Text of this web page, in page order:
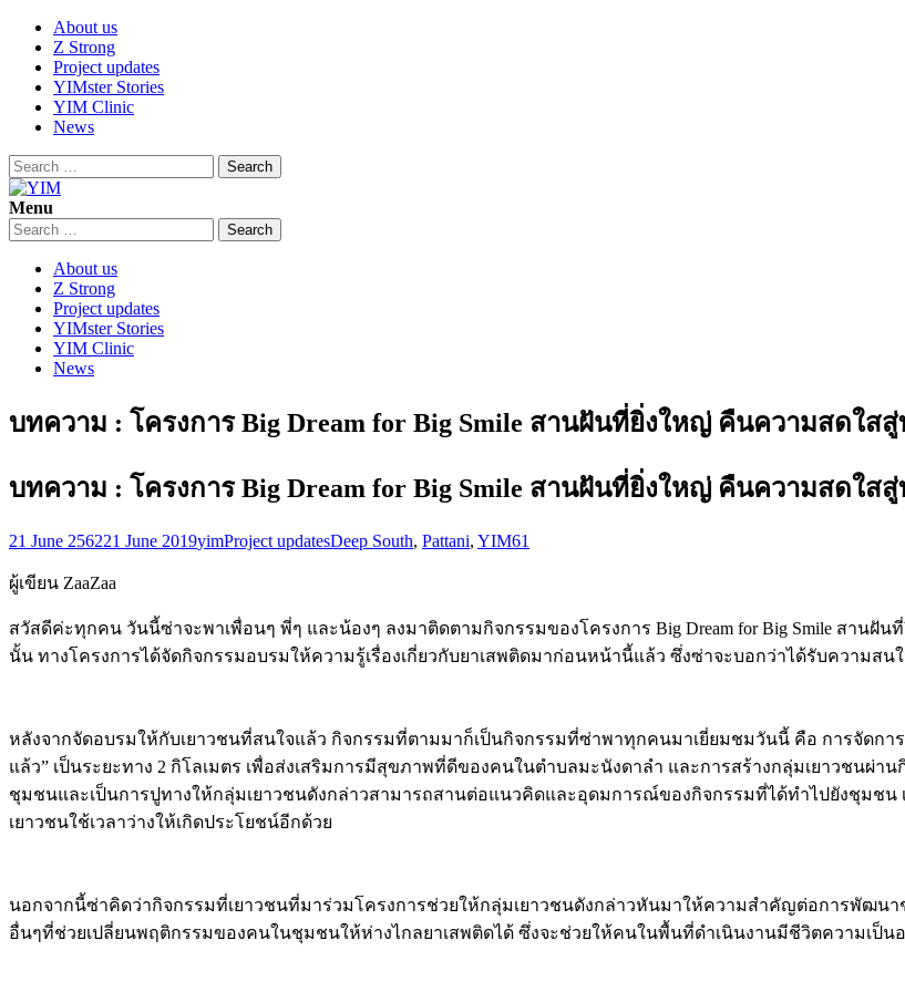
Skip
content
About us
Z Strong
Project updates
YIMster Stories
YIM Clinic
News
Search
for:
YIM
Youth Innovation Marketplace
Menu
Search
for:
About us
Z Strong
Project updates
YIMster Stories
YIM Clinic
News
บทความ : โครงการ Big Dream for Big Smile สานฝันที่ยิ่งใหญ่ คืนความสดใส
บทความ : โครงการ Big Dream for Big Smile สานฝันที่ยิ่งใหญ่ คืนความสดใส
21 June 256221 June 2019yimProject updatesDeep South, Pattani, YIM61
ผู้เขียน ZaaZaa
สวัสดีค่ะทุกคน วันนี้ซ่าจะพาเพื่อนๆ พี่ๆ และน้องๆ ลงมาติดตามกิจกรรมของโครงการ Big Dream for Big Smile สา
นั้น ทางโครงการได้จัดกิจกรรมอบรมให้ความรู้เรื่องเกี่ยวกับยาเสพติดมาก่อนหน้านี้แล้ว ซึ่งซ่าจะบอกว่าได้รับความสน
หลังจากจัดอบรมให้กับเยาวชนที่สนใจแล้ว กิจกรรมที่ตามมาก็เป็นกิจกรรมที่ซ่าพาทุกคนมาเยี่ยมชมวันนี้ คือ การจัดกา
แล้ว” เป็นระยะทาง 2 กิโลเมตร เพื่อส่งเสริมการมีสุขภาพที่ดีของคนในตำบลมะนังดาลำ และการสร้างกลุ่มเยาวชนผ่
ชุมชนและเป็นการปูทางให้กลุ่มเยาวชนดังกล่าวสามารถสานต่อแนวคิดและอุดมการณ์ของกิจกรรมที่ได้ทำไปยังชุมชน
เยาวชนใช้เวลาว่างให้เกิดประโยชน์อีกด้วย
นอกจากนี้ซ่าคิดว่ากิจกรรมที่เยาวชนที่มาร่วมโครงการช่วยให้กลุ่มเยาวชนดังกล่าวหันมาให้ความสำคัญต่อการพัฒนา
อื่นๆที่ช่วยเปลี่ยนพฤติกรรมของคนในชุมชนให้ห่างไกลยาเสพติดได้ ซึ่งจะช่วยให้คนในพื้นที่ดำเนินงานมีชีวิตความเป็น